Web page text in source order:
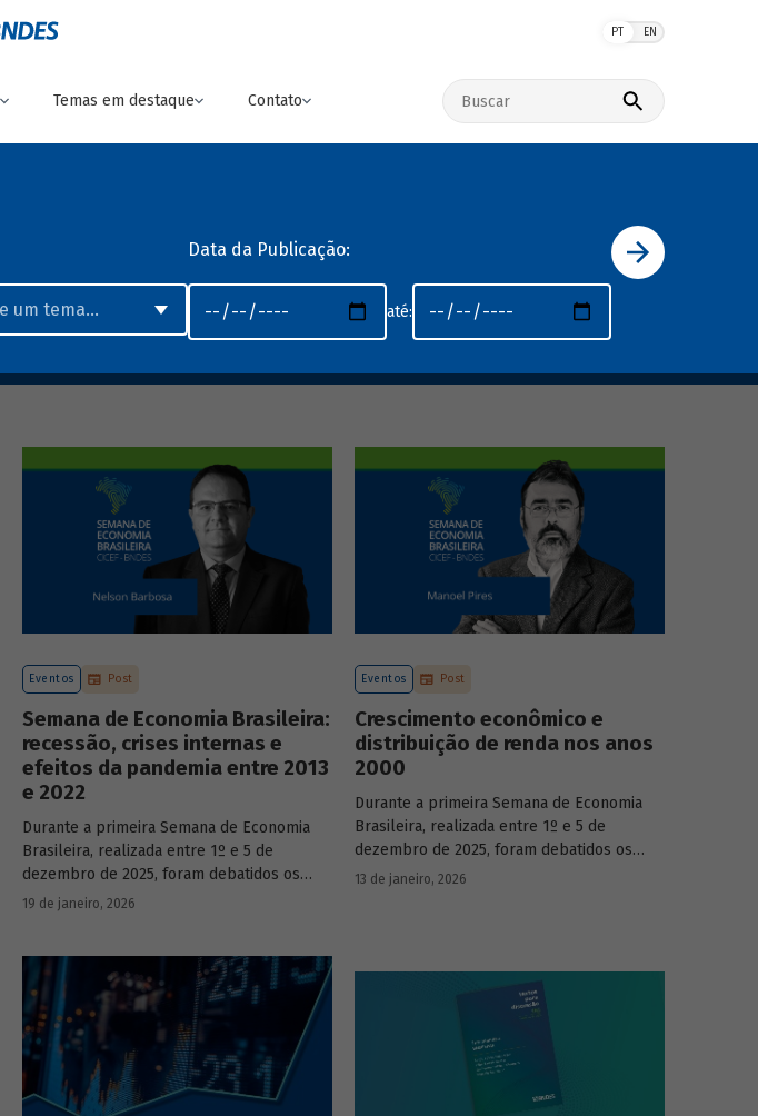
PT EN
Temas em destaque Contato
Buscar no site
Data da Publicação:
até:
Eventos Post
Semana de Economia Brasileira:
recessão, crises internas e
efeitos da pandemia entre 2013
e 2022
Durante a primeira Semana de Economia
Brasileira, realizada entre 1º e 5 de
dezembro de 2025, foram debatidos os
principais temas que marcaram a economia
renomados.
19 de janeiro, 2026
Eventos Post
Crescimento econômico e
distribuição de renda nos anos
2000
Durante a primeira Semana de Economia
Brasileira, realizada entre 1º e 5 de
dezembro de 2025, foram debatidos os
principais temas que marcaram a economia
13 de janeiro, 2026